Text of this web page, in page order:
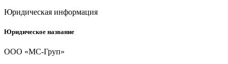
Юридическая информация
Юридическое название
ООО «МС-Груп»